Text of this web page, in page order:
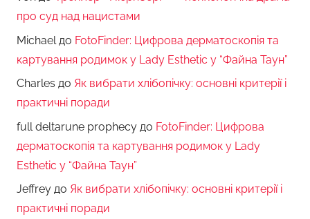
про суд над нацистами
Michael до FotoFinder: Цифрова дерматоскопія та
картування родимок у Lady Esthetic у “Файна Таун”
Charles до Як вибрати хлібопічку: основні критерії і
практичні поради
full deltarune prophecy до FotoFinder: Цифрова
дерматоскопія та картування родимок у Lady
Esthetic у “Файна Таун”
Jeffrey до Як вибрати хлібопічку: основні критерії і
практичні поради